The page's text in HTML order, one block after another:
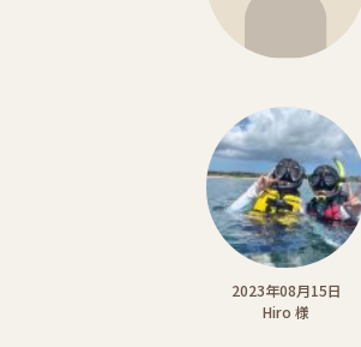
2023年08月15日
Hiro 様